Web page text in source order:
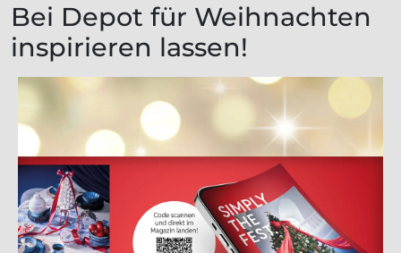
Bei Depot für Weihnachten
inspirieren lassen!